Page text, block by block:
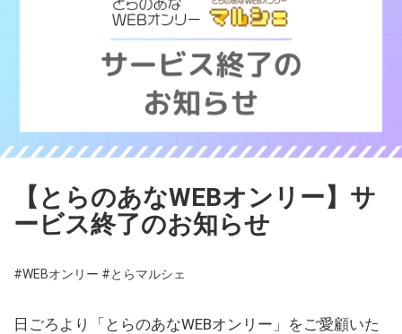
【とらのあなWEBオンリー】サ
ービス終了のお知らせ
#WEBオンリー #とらマルシェ
日ごろより「とらのあなWEBオンリー」をご愛顧いた